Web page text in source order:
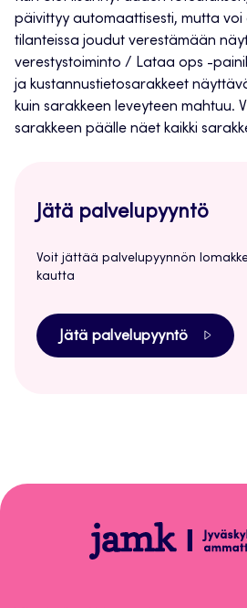
päivittyy automaattisesti, mutta voi
tilanteissa joudut verestämään
verestystoiminto / Lataa ops -
ja kustannustietosarakkeet
kuin sarakkeen leveyteen mahtuu.
sarakkeen päälle näet kaikki
Jätä palvelupyyntö
Voit jättää palvelupyynnön
kautta
Jätä palvelupyyntö
Peppi-
ohjeet